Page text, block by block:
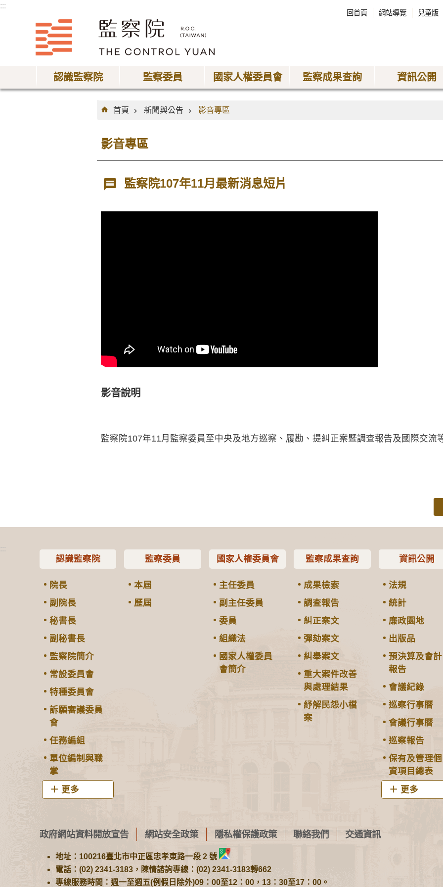
:::
回首頁 網站導覽 兒童版
認識監察院 監察委員 國家人權委員會 監察成果查詢 資訊公開
:::
首頁
新聞與公告 影音專區
影音專區
監察院107年11月最新消息短片
影音說明
監察院107年11月監察委員至中央及地方巡察、履勘、提糾正案暨調查報告及國際交流
:::
認識監察院
院長
副院長
秘書長
副秘書長
監察院簡介
常設委員會
特種委員會
訴願審議委員
會
任務編組
單位編制與職
掌
更多
監察委員
本屆
歷屆
國家人權委員會
主任委員
副主任委員
委員
組織法
國家人權委員
會簡介
監察成果查詢
成果檢索
調查報告
糾正案文
彈劾案文
糾舉案文
重大案件改善
與處理結果
紓解民怨小檔
案
資訊公開
法規
統計
廉政園地
出版品
預決算及會計
報告
會議紀錄
巡察行事曆
會議行事曆
巡察報告
保有及管理個
資項目總表
更多
政府網站資料開放宣告 網站安全政策 隱私權保護政策 聯絡我們 交通資訊
地址：100216臺北市中正區忠孝東路一段 2 號
電話：(02) 2341-3183，陳情諮詢專線：(02) 2341-3183轉662
專線服務時間：週一至週五(例假日除外)09：00至12：00，13：30至17：00。